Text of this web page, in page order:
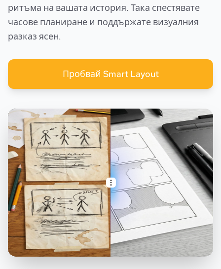
ритъма на вашата история. Така спестявате
часове планиране и поддържате визуалния
разказ ясен.
Пробвай Smart Layout